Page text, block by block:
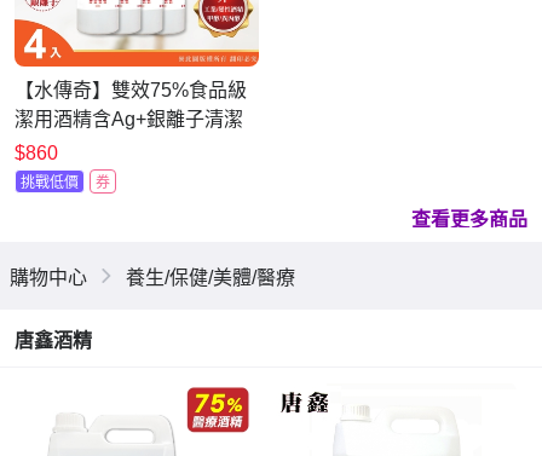
【水傳奇】雙效75%食品級
潔用酒精含Ag+銀離子清潔
液補充瓶 500ml(4入組)
$860
挑戰低價 券
查看更多商品
購物中心 養生/保健/美體/醫療
唐鑫酒精